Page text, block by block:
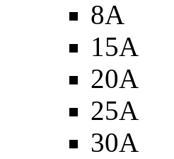
8A
15A
20A
25A
30A